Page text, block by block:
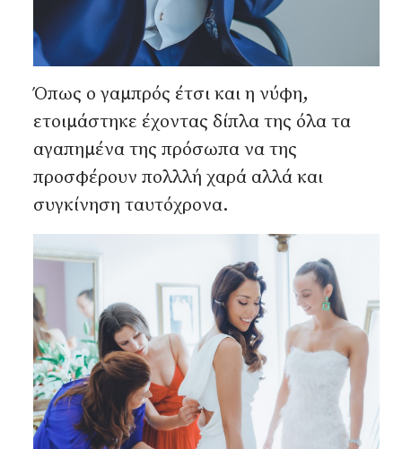
Όπως ο γαμπρός έτσι και η νύφη,
ετοιμάστηκε έχοντας δίπλα της όλα τα
αγαπημένα της πρόσωπα να της
προσφέρουν πολλλή χαρά αλλά και
συγκίνηση ταυτόχρονα.